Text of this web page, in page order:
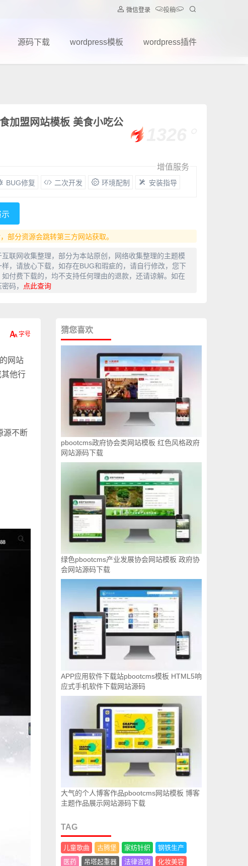
微信登录 投稿
源码下载 wordpress模板 wordpress插件
加盟网站模板 美食小吃公
增值服务
BUG修复 二次开发 环境配制 安装指导
部分资源会跳转第三方网站获取。
联网收集整理，部分为本站原创，网络收集整理的主题模
，请放心下载，如存在BUG和瑕疵的，请自行修改，您下
付费下载的，均不支持任何理由的退款，还请谅解。如在
码，
点此查询
网站
他行
源不断
猜您喜欢
pbootcms政府协会类网站模板 红色风格政府
网站源码下载
绿色pbootcms产业发展协会网站模板 政府协
会网站源码下载
APP应用软件下载站pbootcms模板 HTML5响
应式手机软件下载网站源码
大气的个人博客作品pbootcms网站模板 博客
主题作品展示网站源码下载
TAG
儿童歌曲 古腾堡 家纺针织
钢铁生产
医药
吊塔起重器 法律咨询
化妆美容